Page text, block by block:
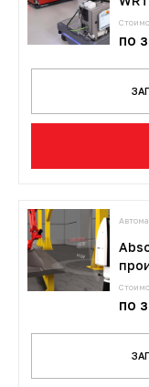
по
по
3D-
ПО ESI
ПО